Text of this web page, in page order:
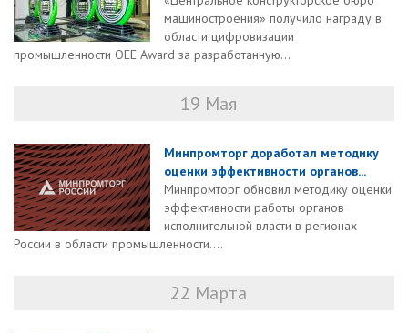
машиностроения» получило награду в
области цифровизации
промышленности OEE Award за разработанную...
19 Мая
Минпромторг доработал методику
оценки эффективности органов...
Минпромторг обновил методику оценки
эффективности работы органов
исполнительной власти в регионах
России в области промышленности....
22 Марта